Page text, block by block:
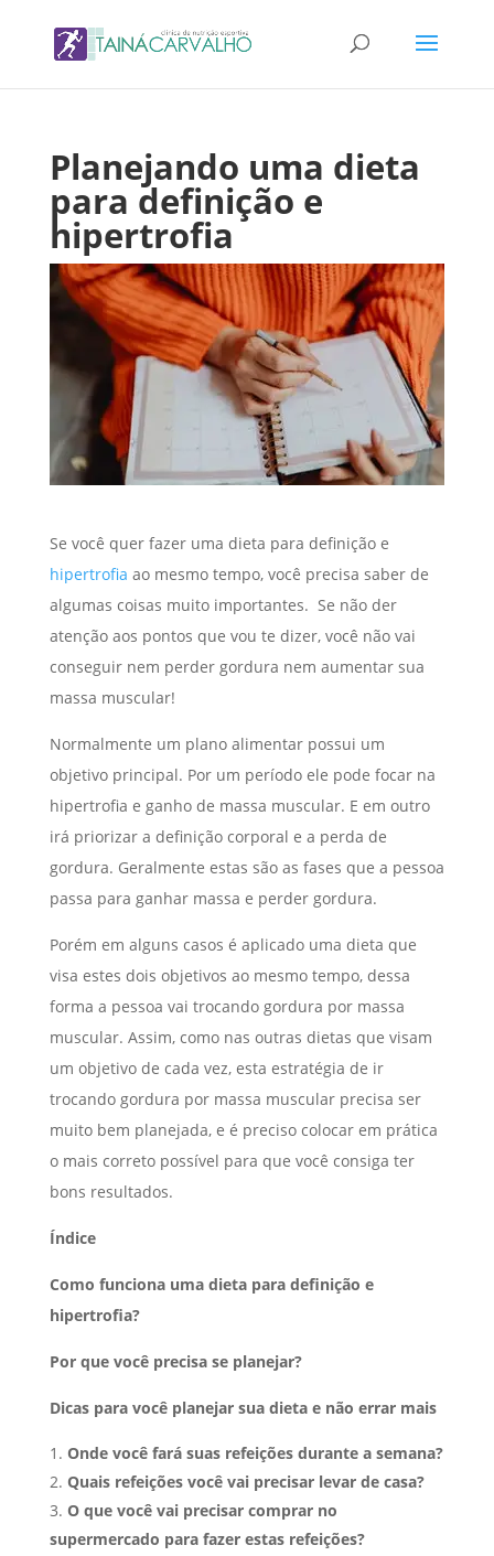
Planejando uma dieta
para definição e
hipertrofia
Se você quer fazer uma dieta para definição e
hipertrofia ao mesmo tempo, você precisa saber de
algumas coisas muito importantes. Se não der
atenção aos pontos que vou te dizer, você não vai
conseguir nem perder gordura nem aumentar sua
massa muscular!
Normalmente um plano alimentar possui um
objetivo principal. Por um período ele pode focar na
hipertrofia e ganho de massa muscular. E em outro
irá priorizar a definição corporal e a perda de
gordura. Geralmente estas são as fases que a pessoa
passa para ganhar massa e perder gordura.
Porém em alguns casos é aplicado uma dieta que
visa estes dois objetivos ao mesmo tempo, dessa
forma a pessoa vai trocando gordura por massa
muscular. Assim, como nas outras dietas que visam
um objetivo de cada vez, esta estratégia de ir
trocando gordura por massa muscular precisa ser
muito bem planejada, e é preciso colocar em prática
o mais correto possível para que você consiga ter
bons resultados.
Índice
Como funciona uma dieta para definição e
hipertrofia?
Por que você precisa se planejar?
Dicas para você planejar sua dieta e não errar mais
Onde você fará suas refeições durante a semana?
Quais refeições você vai precisar levar de casa?
O que você vai precisar comprar no
supermercado para fazer estas refeições?